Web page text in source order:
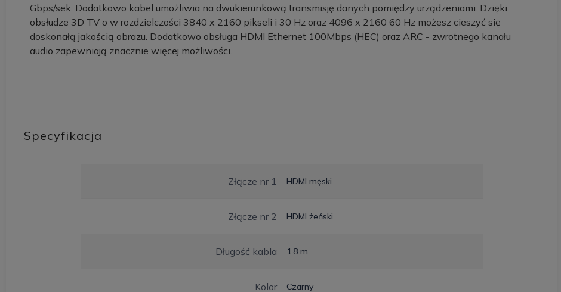
Gbps/sek. Dodatkowo kabel umożliwia na dwukierunkową transmisję danych pomiędzy urządzeniami. Dzięki
obsłudze 3D TV o w rozdzielczości 3840 x 2160 pikseli i 30 Hz oraz 4096 x 2160 60 Hz możesz cieszyć się
doskonałą jakością obrazu. Dodatkowo obsługa HDMI Ethernet 100Mbps (HEC) oraz ARC - zwrotnego kanału
audio zapewniają znacznie więcej możliwości.
Specyfikacja
Złącze nr 1 HDMI męski
Złącze nr 2 HDMI żeński
Długość kabla 1.8 m
Kolor Czarny